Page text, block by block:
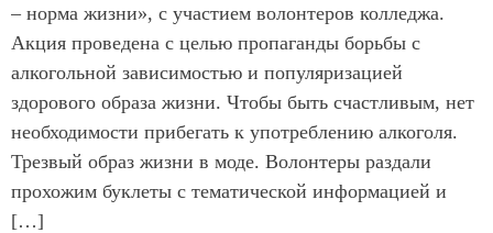
– норма жизни», с участием волонтеров колледжа.
Акция проведена с целью пропаганды борьбы с
алкогольной зависимостью и популяризацией
здорового образа жизни. Чтобы быть счастливым, нет
необходимости прибегать к употреблению алкоголя.
Трезвый образ жизни в моде. Волонтеры раздали
прохожим буклеты с тематической информацией и
[…]